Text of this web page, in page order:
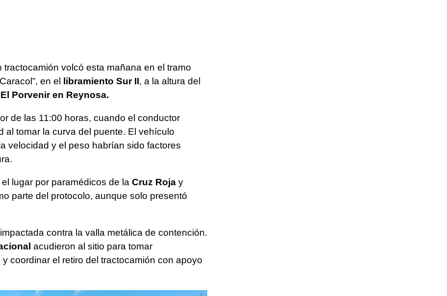
tractocamión volcó esta mañana en el tramo
en el
libramiento Sur II, a la altura del
Porvenir en Reynosa.
de las 11:00 horas, cuando el conductor
al tomar la curva del puente. El vehículo
velocidad y el peso habrían sido factores
lugar por paramédicos de la Cruz Roja y
parte del protocolo, aunque solo presentó
contra la valla metálica de contención.
acudieron al sitio para tomar
coordinar el retiro del tractocamión con apoyo